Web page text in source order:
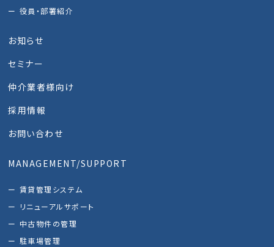
役員・部署紹介
お知らせ
セミナー
仲介業者様向け
採用情報
お問い合わせ
MANAGEMENT/SUPPORT
賃貸管理システム
リニューアルサポート
中古物件の管理
駐車場管理